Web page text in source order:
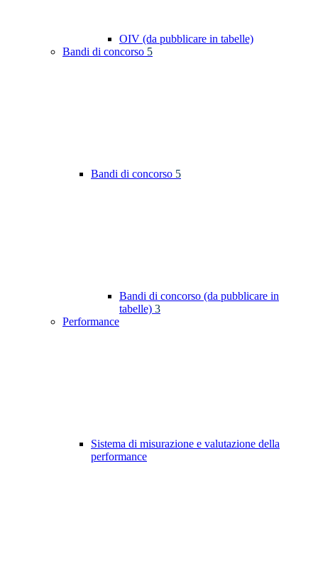
OIV (da pubblicare in tabelle)
Bandi di concorso 5
Bandi di concorso 5
Bandi di concorso (da pubblicare in
tabelle) 3
Performance
Sistema di misurazione e valutazione della
performance